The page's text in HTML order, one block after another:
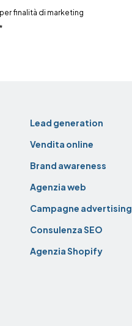
finalità di marketing
Footer
Lead generation
Vendita online
Brand awareness
Agenzia web
Campagne advertising
Consulenza SEO
Agenzia Shopify